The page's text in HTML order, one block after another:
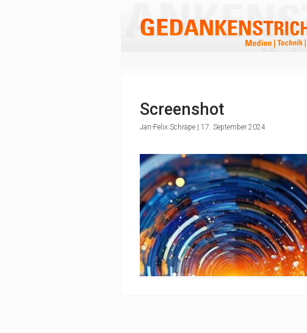
Screenshot
Jan-Felix Schrape | 17. September 2024